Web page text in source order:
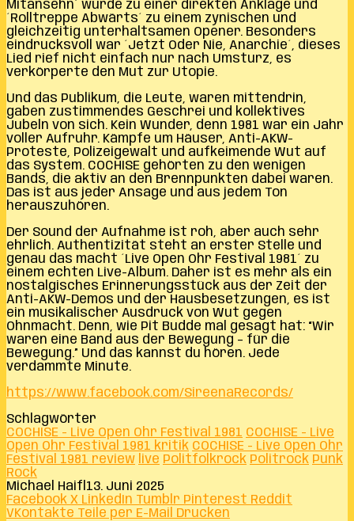
Mitansehn´ wurde zu einer direkten Anklage und
´Rolltreppe Abwärts´ zu einem zynischen und
gleichzeitig unterhaltsamen Opener. Besonders
eindrucksvoll war ´Jetzt Oder Nie, Anarchie´, dieses
Lied rief nicht einfach nur nach Umsturz, es
verkörperte den Mut zur Utopie.
Und das Publikum, die Leute, waren mittendrin,
gaben zustimmendes Geschrei und kollektives
Jubeln von sich. Kein Wunder, denn 1981 war ein Jahr
voller Aufruhr. Kämpfe um Häuser, Anti-AKW-
Proteste, Polizeigewalt und aufkeimende Wut auf
das System. COCHISE gehörten zu den wenigen
Bands, die aktiv an den Brennpunkten dabei waren.
Das ist aus jeder Ansage und aus jedem Ton
herauszuhören.
Der Sound der Aufnahme ist roh, aber auch sehr
ehrlich. Authentizität steht an erster Stelle und
genau das macht ´Live Open Ohr Festival 1981´ zu
einem echten Live-Album. Daher ist es mehr als ein
nostalgisches Erinnerungsstück aus der Zeit der
Anti-AKW-Demos und der Hausbesetzungen, es ist
ein musikalischer Ausdruck von Wut gegen
Ohnmacht. Denn, wie Pit Budde mal gesagt hat: “Wir
waren eine Band aus der Bewegung – für die
Bewegung.” Und das kannst du hören. Jede
verdammte Minute.
https://www.facebook.com/SireenaRecords/
Schlagwörter
COCHISE - Live Open Ohr Festival 1981 COCHISE - Live
Open Ohr Festival 1981 kritik COCHISE - Live Open Ohr
Festival 1981 review live Politfolkrock Politrock Punk
Rock
Michael Haifl 13. Juni 2025
Facebook X LinkedIn Tumblr Pinterest Reddit
VKontakte Teile per E-Mail Drucken